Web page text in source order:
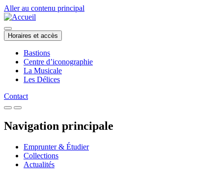
Aller au contenu principal
Horaires et accès
Bastions
Centre d’iconographie
La Musicale
Les Délices
Contact
Navigation principale
Emprunter & Étudier
Collections
Actualités